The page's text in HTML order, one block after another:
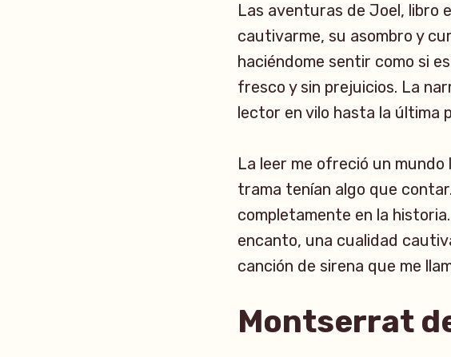
Las aventuras de Joel, libro
cautivarme, su asombro y
haciéndome sentir como si
fresco y sin prejuicios. La
lector en vilo hasta la última
La leer me ofreció un mundo
trama tenían algo que
completamente en la
encanto, una cualidad
canción de sirena que me
Montserrat